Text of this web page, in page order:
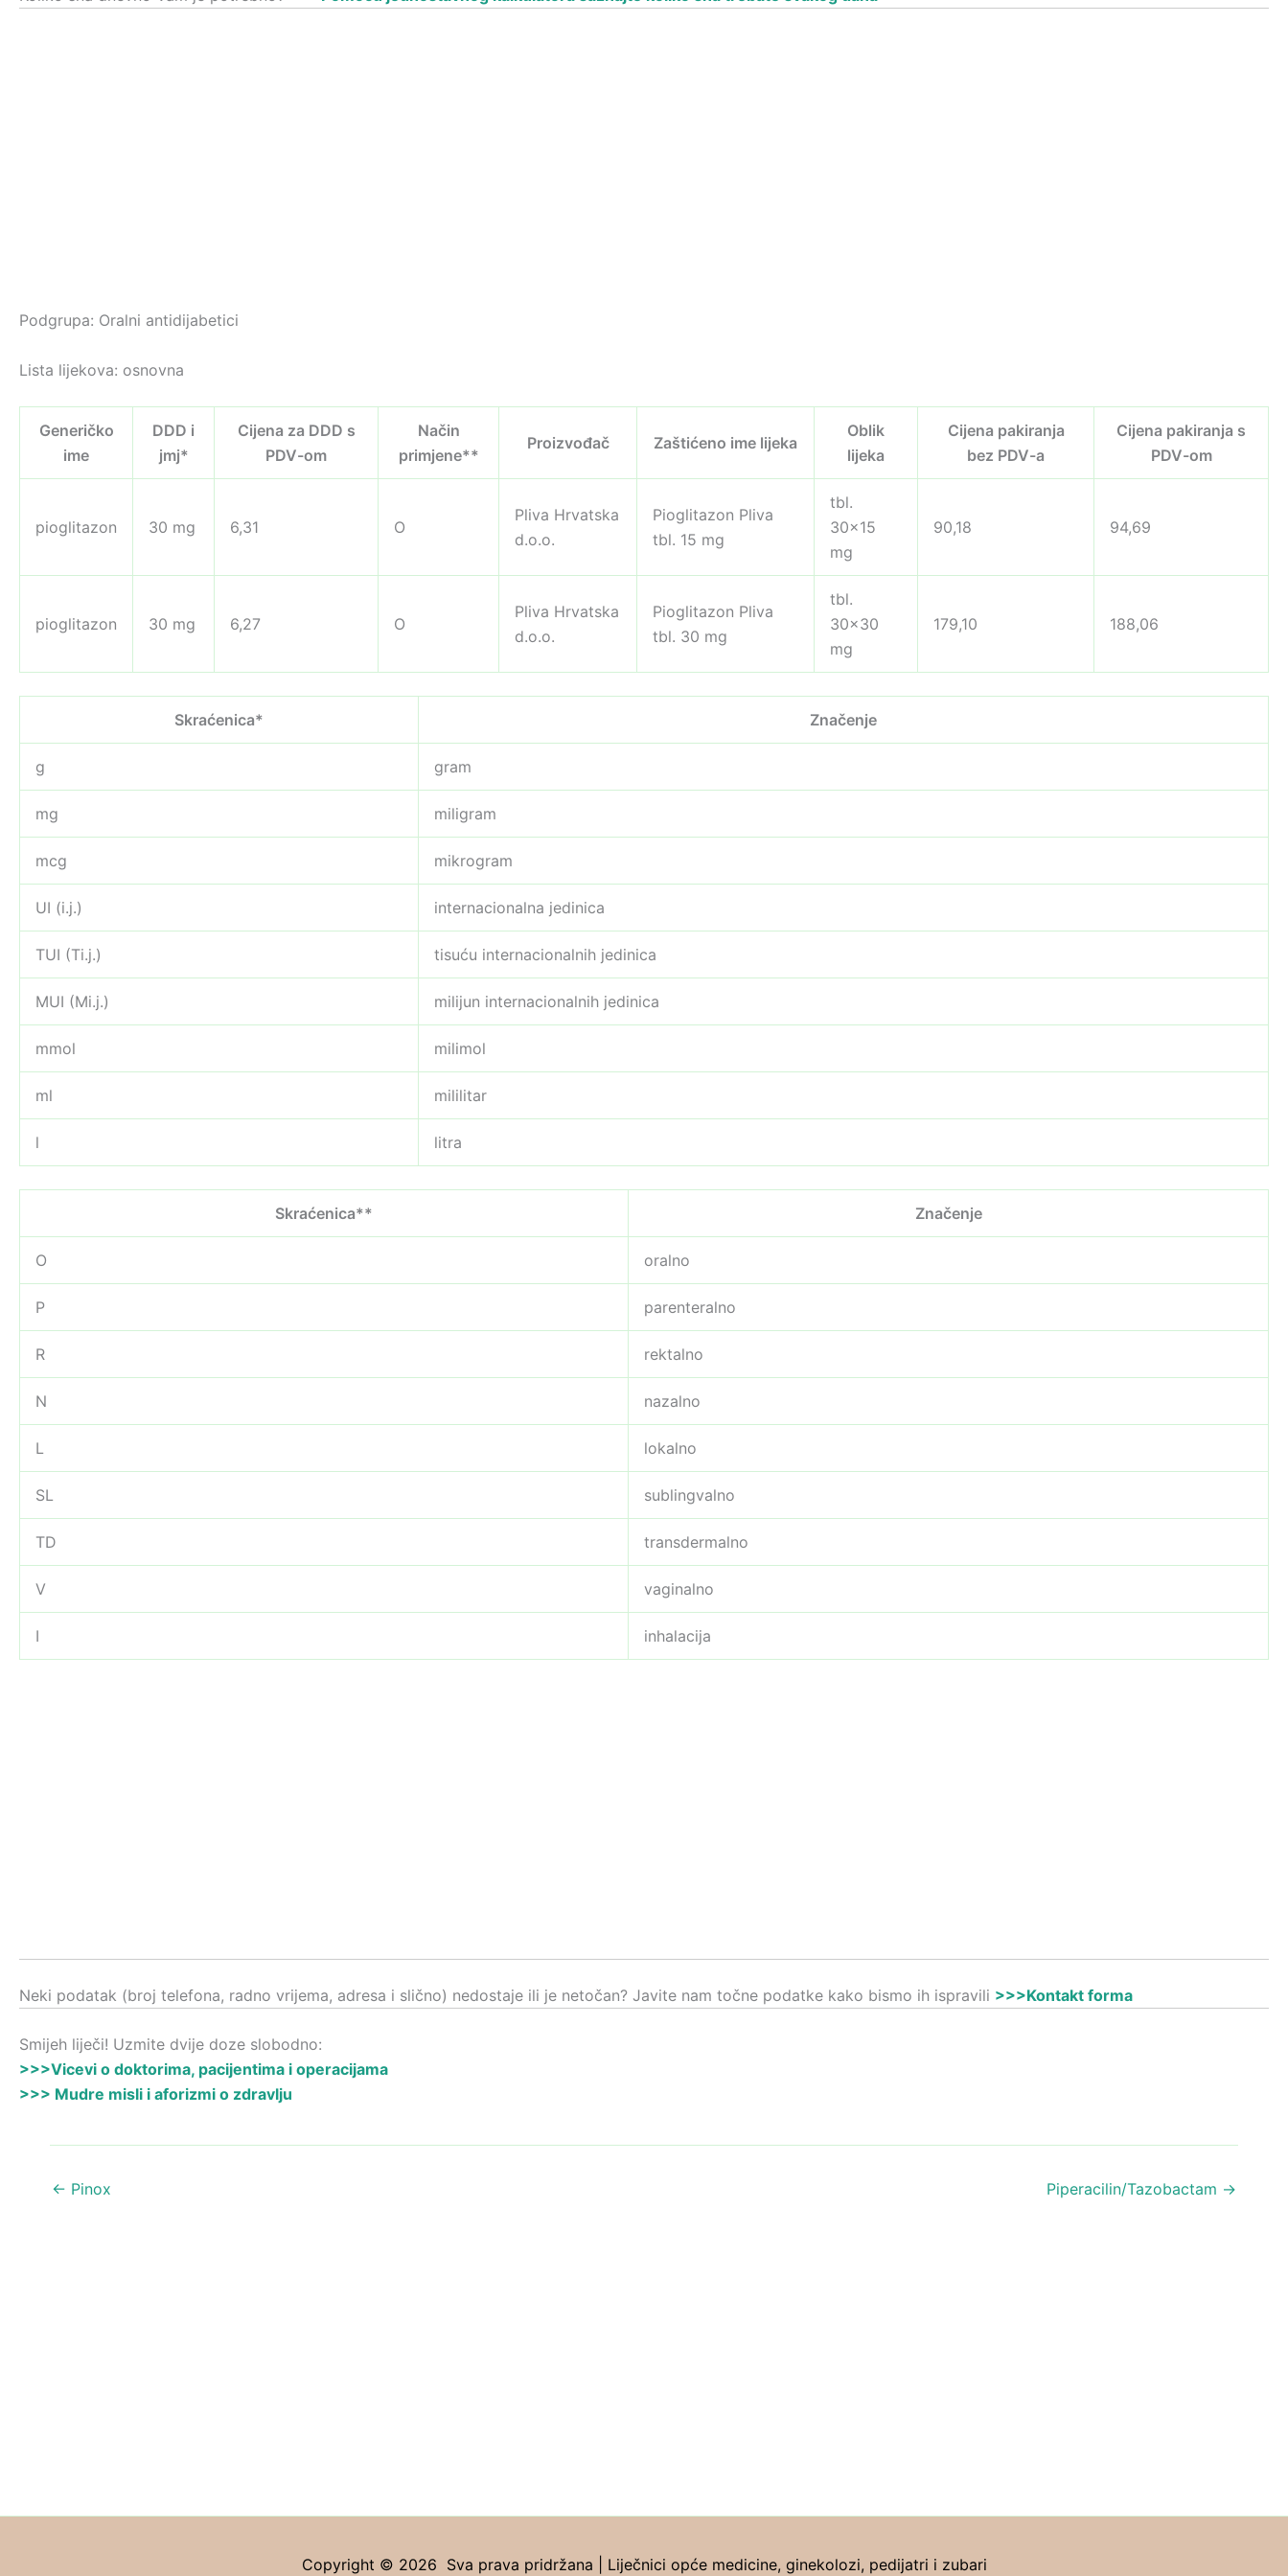
Podgrupa: Oralni antidijabetici
Lista lijekova: osnovna
Generičko
ime
DDD i
jmj*
Cijena za DDD s
PDV-om
Način
primjene**
Proizvođač Zaštićeno ime lijeka
Oblik
lijeka
Cijena pakiranja
bez PDV-a
Cijena pakiranja s
PDV-om
pioglitazon 30 mg 6,31 O
Pliva Hrvatska
d.o.o.
Pioglitazon Pliva
tbl. 15 mg
tbl.
30×15
mg
90,18 94,69
pioglitazon 30 mg 6,27 O
Pliva Hrvatska
d.o.o.
Pioglitazon Pliva
tbl. 30 mg
tbl.
30×30
mg
179,10 188,06
Skraćenica* Značenje
g gram
mg miligram
mcg mikrogram
UI (i.j.) internacionalna jedinica
TUI (Ti.j.) tisuću internacionalnih jedinica
MUI (Mi.j.) milijun internacionalnih jedinica
mmol milimol
ml mililitar
l litra
Skraćenica** Značenje
O oralno
P parenteralno
R rektalno
N nazalno
L lokalno
SL sublingvalno
TD transdermalno
V vaginalno
I inhalacija
Neki podatak (broj telefona, radno vrijema, adresa i slično) nedostaje ili je netočan? Javite nam točne podatke kako bismo ih ispravili >>>Kontakt forma
Smijeh liječi! Uzmite dvije doze slobodno:
>>>Vicevi o doktorima, pacijentima i operacijama
>>> Mudre misli i aforizmi o zdravlju
← Pinox Piperacilin/Tazobactam →
Copyright © 2026 Sva prava pridržana | Liječnici opće medicine, ginekolozi, pedijatri i zubari